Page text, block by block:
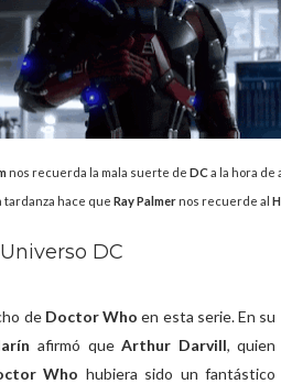
nos recuerda la mala suerte de DCa la hora de
tardanza hace que Ray Palmernos recuerde al
DC
de Doctor Who en esta serie. En su
afirmó queArthur Darvill, quien
Who hubiera sido un fantástico